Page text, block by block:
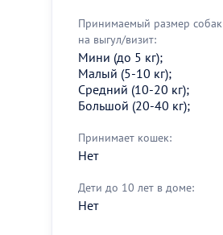
Принимаемый размер собак
на выгул/визит:
Мини (до 5 кг);
Малый (5-10 кг);
Средний (10-20 кг);
Большой (20-40 кг);
Принимает кошек:
Нет
Дети до 10 лет в доме:
Нет